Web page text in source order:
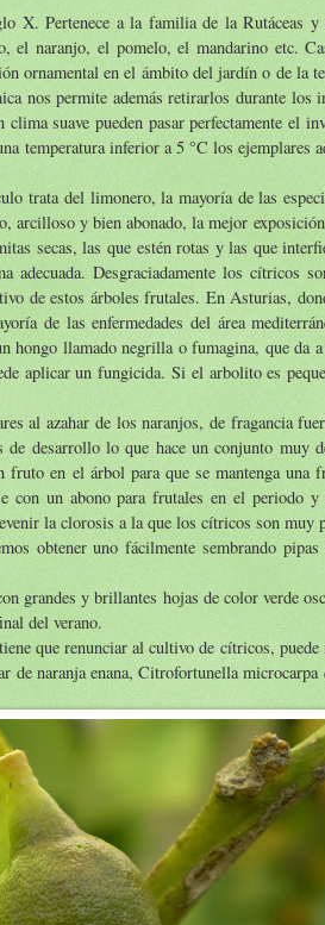
Pertenece a la familia de la Rutáceas y
el naranjo, el pomelo, el mandarino etc.
ornamental en el ámbito del jardín o de la
nos permite además retirarlos durante los
suave pueden pasar perfectamente el
temperatura inferior a 5 °C los ejemplares
trata del limonero, la mayoría de las
y bien abonado, la mejor
secas, las que estén rotas y las que
Desgraciadamente los cítricos
de estos árboles frutales. En Asturias,
de las enfermedades del área
hongo llamado negrilla o fumagina, que da
aplicar un fungicida. Si el arbolito es
al azahar de los naranjos, de fragancia
desarrollo lo que hace un conjunto muy
fruto en el árbol para que se mantenga
con un abono para frutales en el periodo
la clorosis a la que los cítricos son muy
obtener uno fácilmente sembrando
grandes y brillantes hojas de color verde
del verano.
que renunciar al cultivo de cítricos,
naranja enana, Citrofortunella